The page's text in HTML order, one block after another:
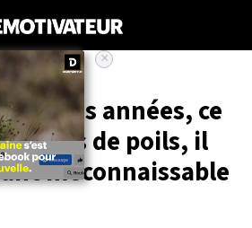
des années, ce
kilos de poils, il
méconnaissable
×